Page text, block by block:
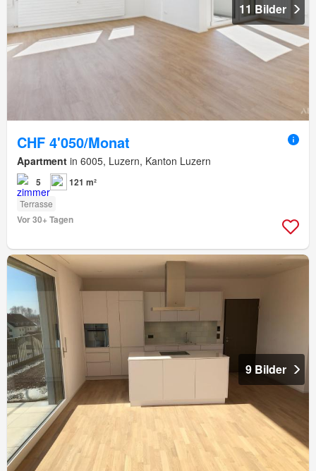
11 Bilder
CHF 4'050/Monat
Apartment in 6005, Luzern, Kanton Luzern
5 121 m²
Terrasse
Vor 30+ Tagen
9 Bilder